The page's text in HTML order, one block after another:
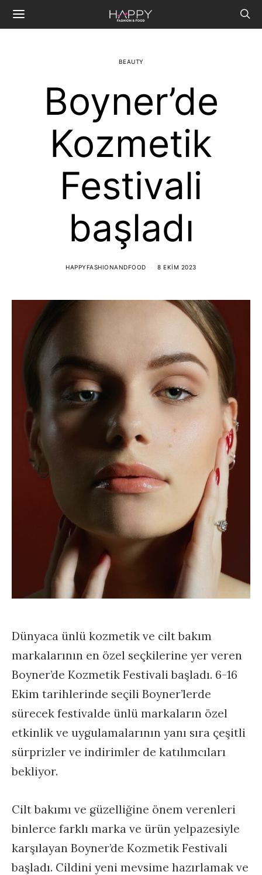
BEAUTY
Boyner’de
Kozmetik
Festivali
başladı
HAPPYFASHIONANDFOOD 8 EKIM 2023
Dünyaca ünlü kozmetik ve cilt bakım
markalarının en özel seçkilerine yer veren
Boyner’de Kozmetik Festivali başladı. 6-16
Ekim tarihlerinde seçili Boyner’lerde
sürecek festivalde ünlü markaların özel
etkinlik ve uygulamalarının yanı sıra çeşitli
sürprizler ve indirimler de katılımcıları
bekliyor.
Cilt bakımı ve güzelliğine önem verenleri
binlerce farklı marka ve ürün yelpazesiyle
karşılayan Boyner’de Kozmetik Festivali
başladı. Cildini yeni mevsime hazırlamak ve